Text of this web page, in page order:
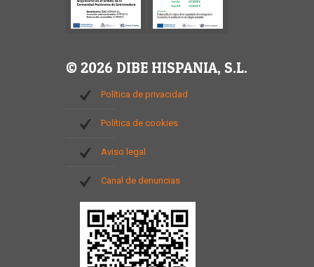
© 2026 DIBE HISPANIA, S.L.
Política de privacidad
Política de cookies
Aviso legal
Canal de denuncias